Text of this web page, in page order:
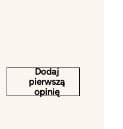
Dodaj
pierwszą
opinię